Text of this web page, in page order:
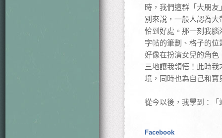
時，我們這群「大朋
別來說，一般人認為
恰到好處。那一刻我
字帖的筆劃、格子的
好像在扮演女兒的角
三地讓我領悟！此時
境，同時也為自己和
從今以後，我學到：
Facebook